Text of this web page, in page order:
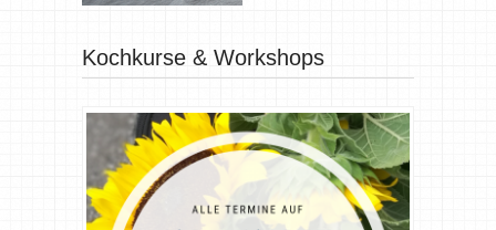
Kochkurse & Workshops